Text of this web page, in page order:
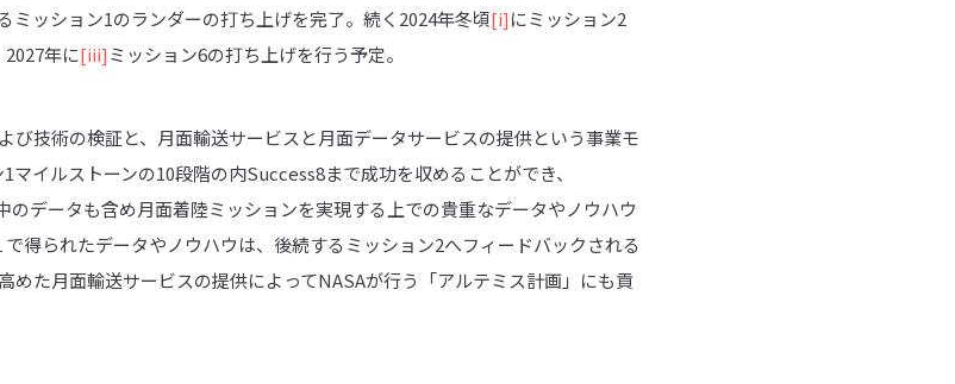
ッション1のランダーの打ち上げを完了。続く2024年冬頃[i]にミッション2
年に[iii]ミッション6の打ち上げを行う予定。
び技術の検証と、月面輸送サービスと月面データサービスの提供という事業モ
イルストーンの10段階の内Success8まで成功を収めることができ、
データも含め月面着陸ミッションを実現する上での貴重なデータやノウハウ
得られたデータやノウハウは、後続するミッション2へフィードバックされる
めた月面輸送サービスの提供によってNASAが行う「アルテミス計画」にも貢